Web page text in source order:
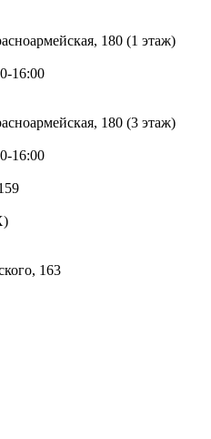
180 (1 этаж)
16:00
180 (3 этаж)
16:00
163